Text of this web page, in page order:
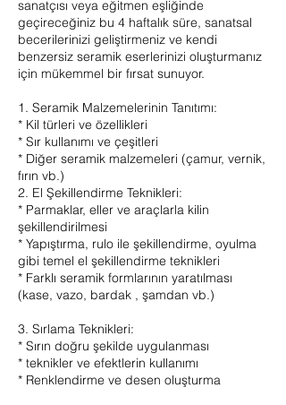
sanatçısı veya eğitmen eşliğinde
geçireceğiniz bu 4 haftalık süre, sanatsal
becerilerinizi geliştirmeniz ve kendi
benzersiz seramik eserlerinizi oluşturmanız
için mükemmel bir fırsat sunuyor.
1. Seramik Malzemelerinin Tanıtımı:
* Kil türleri ve özellikleri
* Sır kullanımı ve çeşitleri
* Diğer seramik malzemeleri (çamur, vernik,
fırın vb.)
2. El Şekillendirme Teknikleri:
* Parmaklar, eller ve araçlarla kilin
şekillendirilmesi
* Yapıştırma, rulo ile şekillendirme, oyulma
gibi temel el şekillendirme teknikleri
* Farklı seramik formlarının yaratılması
(kase, vazo, bardak , şamdan vb.)
3. Sırlama Teknikleri:
* Sırın doğru şekilde uygulanması
* teknikler ve efektlerin kullanımı
* Renklendirme ve desen oluşturma